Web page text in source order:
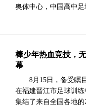
奥体中心，中国高中
棒少年热血竞技，
幕
8月15日，备受瞩
在福建晋江市足球训
集结了来自全国各地